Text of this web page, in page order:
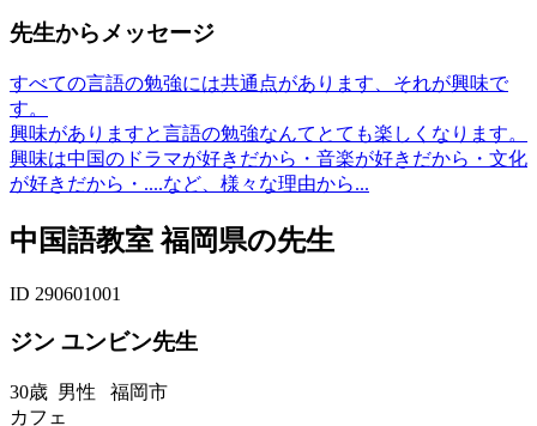
先生からメッセージ
すべての言語の勉強には共通点があります、それが興味で
す。
興味がありますと言語の勉強なんてとても楽しくなります。
興味は中国のドラマが好きだから・音楽が好きだから・文化
が好きだから・....など、様々な理由から...
中国語教室 福岡県の先生
ID 290601001
ジン ユンビン先生
30歳 男性 福岡市
カフェ